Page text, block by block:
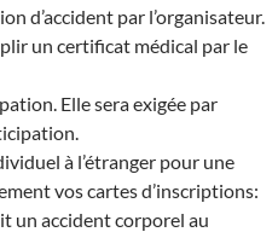
d’accident par l’organisateur.
un certificat médical par le
Elle sera exigée par
à l’étranger pour une
vos cartes d’inscriptions:
un accident corporel au